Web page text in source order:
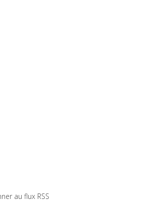
au flux RSS